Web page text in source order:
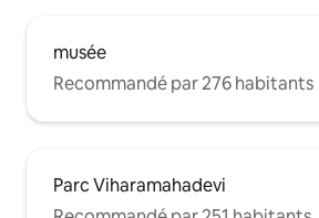
musée
Recommandé par 276 habitants
Parc Viharamahadevi